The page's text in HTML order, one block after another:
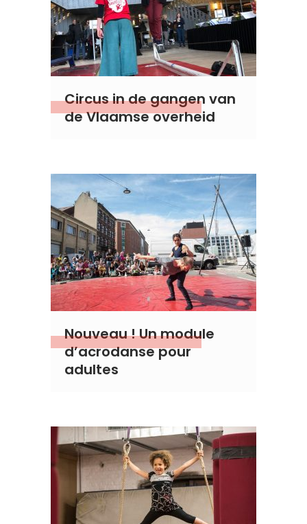
Circus in de gangen van
de Vlaamse overheid
Nouveau ! Un module
d’acrodanse pour
adultes